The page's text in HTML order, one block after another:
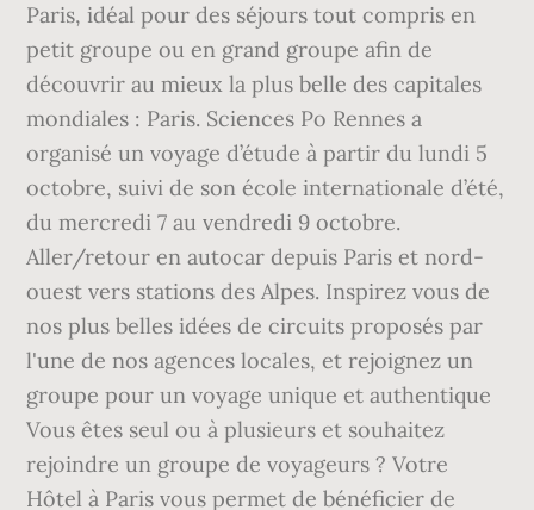
Paris, idéal pour des séjours tout compris en
petit groupe ou en grand groupe afin de
découvrir au mieux la plus belle des capitales
mondiales : Paris. Sciences Po Rennes a
organisé un voyage d’étude à partir du lundi 5
octobre, suivi de son école internationale d’été,
du mercredi 7 au vendredi 9 octobre.
Aller/retour en autocar depuis Paris et nord-
ouest vers stations des Alpes. Inspirez vous de
nos plus belles idées de circuits proposés par
l'une de nos agences locales, et rejoignez un
groupe pour un voyage unique et authentique
Vous êtes seul ou à plusieurs et souhaitez
rejoindre un groupe de voyageurs ? Votre
Hôtel à Paris vous permet de bénéficier de